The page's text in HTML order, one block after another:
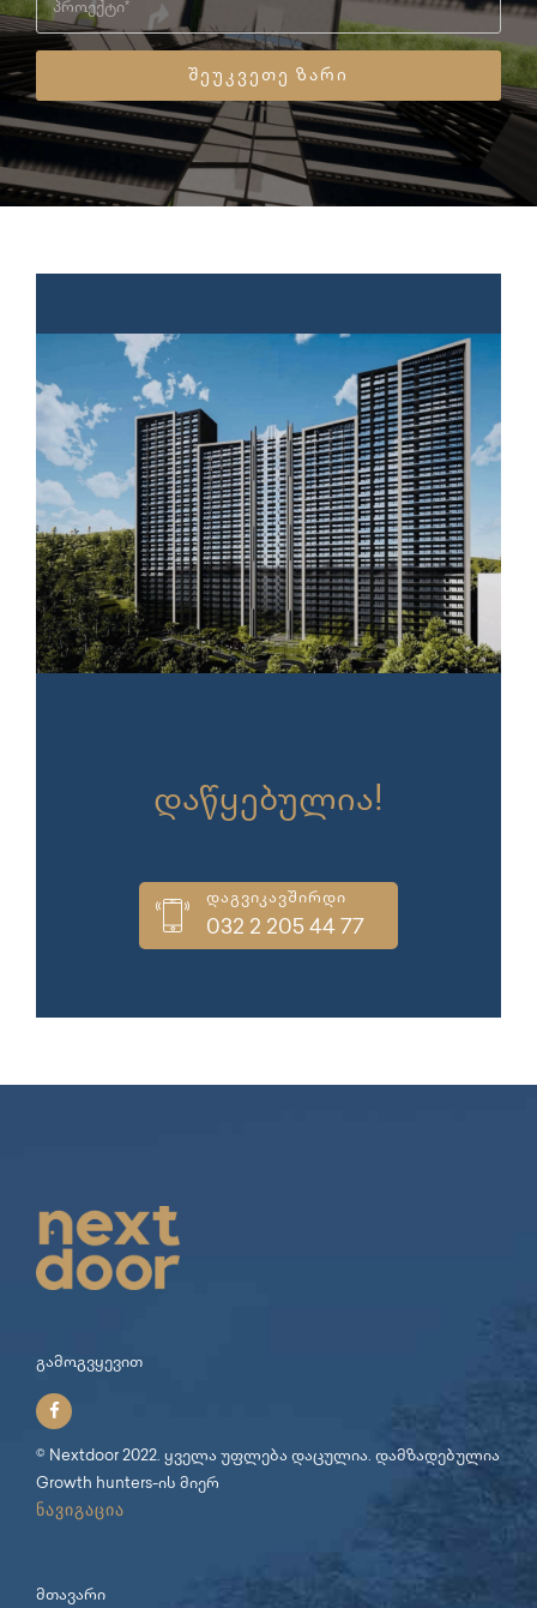
დაწყებულია!
დაგვიკავშირდი
032 2 205 44 77
გამოგვყევით
© Nextdoor 2022. ყველა უფლება დაცულია. დამზადებულია
Growth hunters-ის მიერ
ნავიგაცია
მთავარი